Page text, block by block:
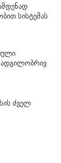
სისტემას
ძველ